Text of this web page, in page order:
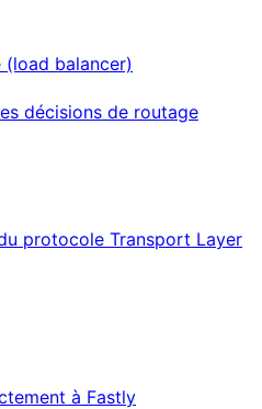
(load balancer)
décisions de routage
protocole Transport Layer
à Fastly